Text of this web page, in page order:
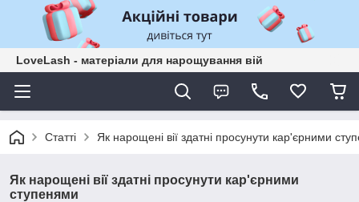
LoveLash - матеріали для нарощування вій
Статті Як нарощені вії здатні просунути кар'єрними
Як нарощені вії здатні просунути кар'єрними
ступенями